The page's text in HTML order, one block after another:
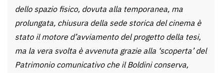
dello spazio fisico, dovuta alla temporanea, ma
prolungata, chiusura della sede storica del cinema è
stato il motore d’avviamento del progetto della tesi,
ma la vera svolta è avvenuta grazie alla ‘scoperta’ del
Patrimonio comunicativo che il Boldini conserva,